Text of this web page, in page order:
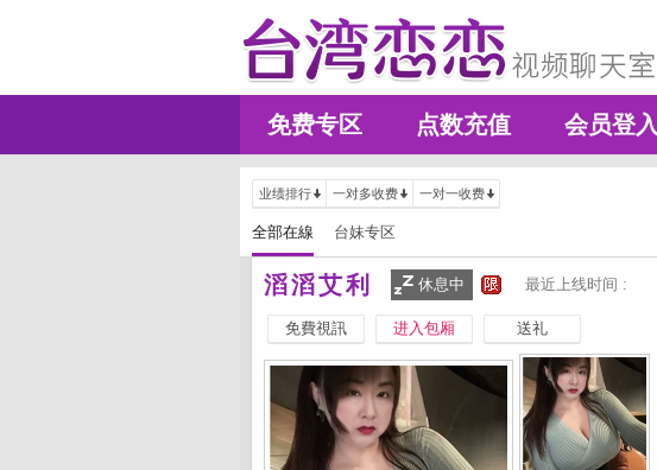
免费专区 点数充值 会员登入
业绩排行 一对多收费 一对一收费
全部在線 台妹专区
滔滔艾利 休息中 最近上线时间 :
免費視訊 进入包厢 送礼